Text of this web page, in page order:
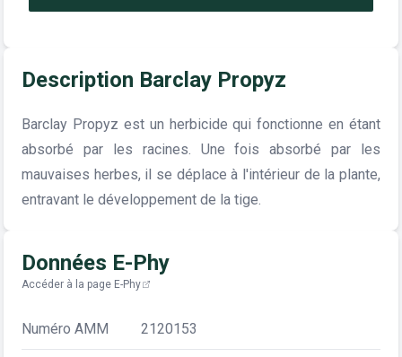
Description Barclay Propyz
Barclay Propyz est un herbicide qui fonctionne en étant
absorbé par les racines. Une fois absorbé par les
mauvaises herbes, il se déplace à l'intérieur de la plante,
entravant le développement de la tige.
Données E-Phy
Accéder à la page E-Phy
Numéro AMM 2120153